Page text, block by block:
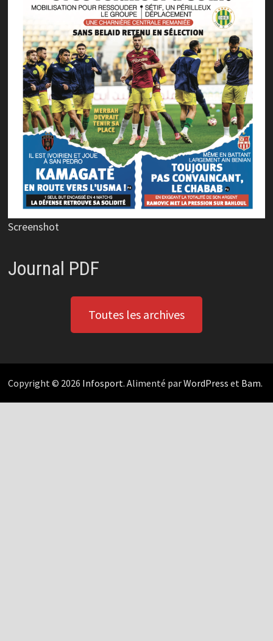
Screenshot
Journal PDF
Toutes les archives
Copyright © 2026 Infosport. Alimenté parWordPress et Bam.